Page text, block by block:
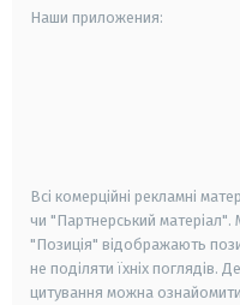
Наши приложения:
Всі комерційні рекламні
чи "Партнерський матеріал".
"Позиція" відображають
не поділяти їхніх поглядів.
цитування можна